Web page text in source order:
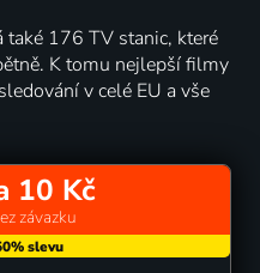
také 176 TV stanic, které
K tomu nejlepší filmy
v celé EU a vše
10 Kč
závazku